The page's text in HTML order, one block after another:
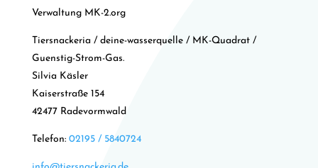
Rezepturohne Schnick-
Schnack
hochwertigeundhochverdau
licheProteinquellen
hohe Akzeptanz
Katze frisst unsere
Appetit
leicht verdaulich
Verwaltung MK-2.org
Tiersnackeria / deine-wasserquelle / MK-Quadrat /
Guenstig-Strom-Gas.
Silvia Käsler
Kaiserstraße 154
42477 Radevormwald
Telefon: 02195 / 5840724